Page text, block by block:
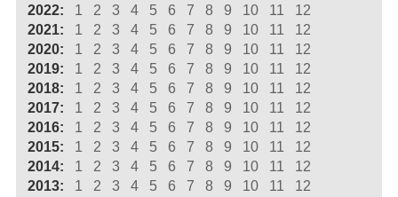
2022:
1 2 3 4 5 6 7 8 9 10 11
12
2021:
1 2 3 4 5 6 7 8 9 10 11
12
2020:
1 2 3 4 5 6 7 8 9 10 11
12
2019:
1 2 3 4 5 6 7 8 9 10 11
12
2018:
1 2 3 4 5 6 7 8 9 10 11
12
2017:
1 2 3 4 5 6 7 8 9 10 11
12
2016:
1 2 3 4 5 6 7 8 9 10 11
12
2015:
1 2 3 4 5 6 7 8 9 10 11
12
2014:
1 2 3 4 5 6 7 8 9 10 11
12
2013:
1 2 3 4 5 6 7 8 9 10 11
12